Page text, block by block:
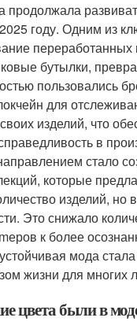
продолжала
году. Одним из
бутылки,
пользовались
для
изделий, что
в
стало
которые
изделий, но
Это снижало
к более
мода
жизни для многих
цвета были в